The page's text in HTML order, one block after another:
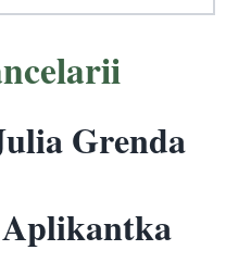
Grenda
Aplikantka